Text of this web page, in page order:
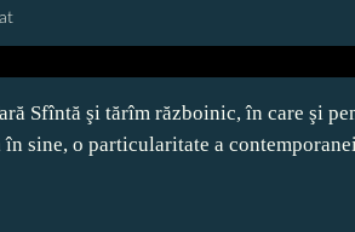
Sfîntă şi tărîm războinic, în care şi
sine, o particularitate a